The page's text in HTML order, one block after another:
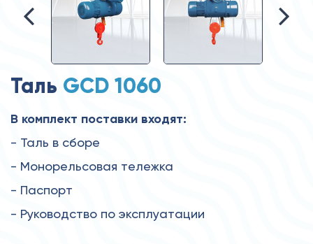
Таль GCD 1060
В комплект поставки входят:
- Таль в сборе
- Монорельсовая тележка
- Паспорт
- Руководство по эксплуатации